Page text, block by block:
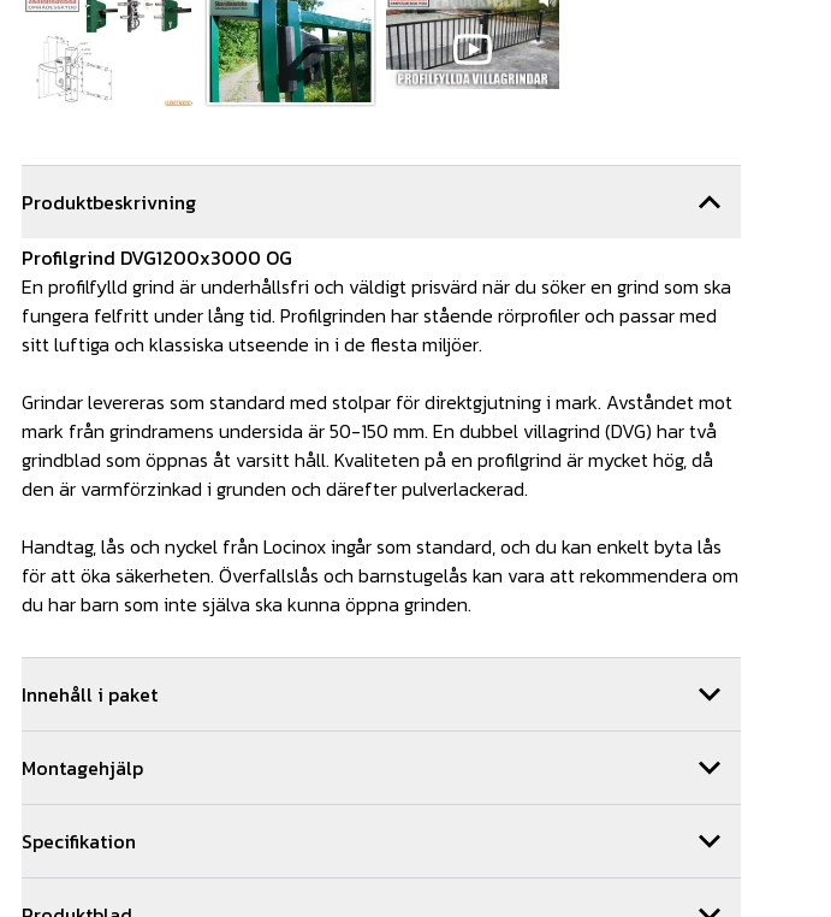
Produktbeskrivning
Profilgrind DVG1200x3000 OG
En profilfylld grind är underhållsfri och väldigt prisvärd när du söker en grind som ska
fungera felfritt under lång tid. Profilgrinden har stående rörprofiler och passar med
sitt luftiga och klassiska utseende in i de flesta miljöer.
Grindar levereras som standard med stolpar för direktgjutning i mark. Avståndet mot
mark från grindramens undersida är 50-150 mm. En dubbel villagrind (DVG) har två
grindblad som öppnas åt varsitt håll. Kvaliteten på en profilgrind är mycket hög, då
den är varmförzinkad i grunden och därefter pulverlackerad.
Handtag, lås och nyckel från Locinox ingår som standard, och du kan enkelt byta lås
för att öka säkerheten. Överfallslås och barnstugelås kan vara att rekommendera om
du har barn som inte själva ska kunna öppna grinden.
Innehåll i paket
1st Grindblad Profil 1200x1000-OG
1st Marksprint barnstuga/ villa Art.nr.LOC01-009
1st Låsanhåll Aluminium
Montagehjälp
minsta håldjup på 800 mm enligt standard. Undertätning av grind, samt eventuell
balk mellan stolparna, ingår inte som standard men kan beställas som tillval.Ladda
hem vår montagebeskrivning som finns under fliken Produktblad! Vi kan hjälpa dig att
Specifikation